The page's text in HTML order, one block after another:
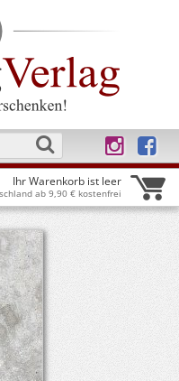
Ihr Warenkorb ist leer
ab 9,90 € kostenfrei